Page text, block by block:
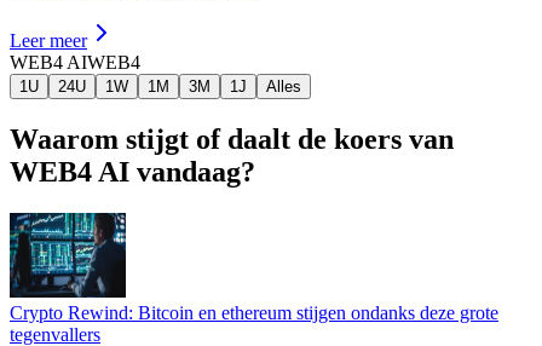
Leer meer
WEB4 AIWEB4
1U 24U 1W 1M 3M 1J Alles
Waarom stijgt of daalt de koers van
WEB4 AI vandaag?
Crypto Rewind: Bitcoin en ethereum stijgen ondanks deze grote
tegenvallers